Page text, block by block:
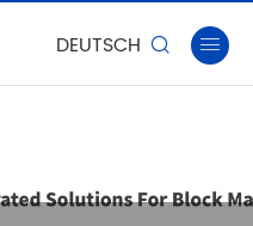
DEUTSCH  